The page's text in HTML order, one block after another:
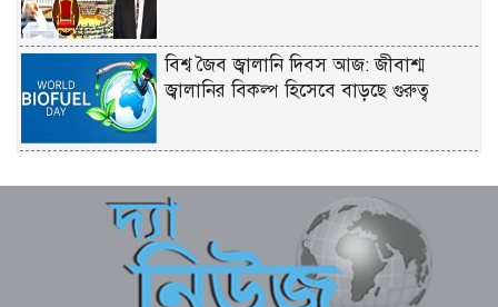
বিশ্ব জৈব জ্বালানি দিবস আজ: জীবাশ্ম
জ্বালানির বিকল্প হিসেবে বাড়ছে গুরুত্ব
রিয়াদে নিহতদের দেশে ফেরানোসহ প্রাপ্য
ক্ষতিপূরনে সহায়তার আশ্বাস